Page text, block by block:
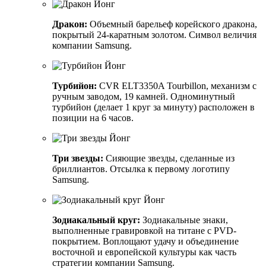
Дракон: Объемный барельеф корейского дракона,
покрытый 24-каратным золотом. Символ величия
компании Samsung.
Турбийон: CVR ELT3350A Tourbillon, механизм с
ручным заводом, 19 камней. Одноминутный
турбийон (делает 1 круг за минуту) расположен в
позиции на 6 часов.
Три звезды: Сияющие звезды, сделанные из
бриллиантов. Отсылка к первому логотипу
Samsung.
Зодиакальный круг: Зодиакальные знаки,
выполненные гравировкой на титане с PVD-
покрытием. Воплощают удачу и объединение
восточной и европейской культуры как часть
стратегии компании Samsung.